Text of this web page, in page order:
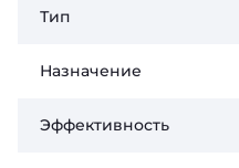
Тип
Назначение
Эффективность